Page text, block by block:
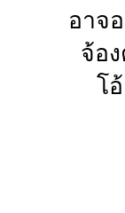
อาจ
จ้อ
โ